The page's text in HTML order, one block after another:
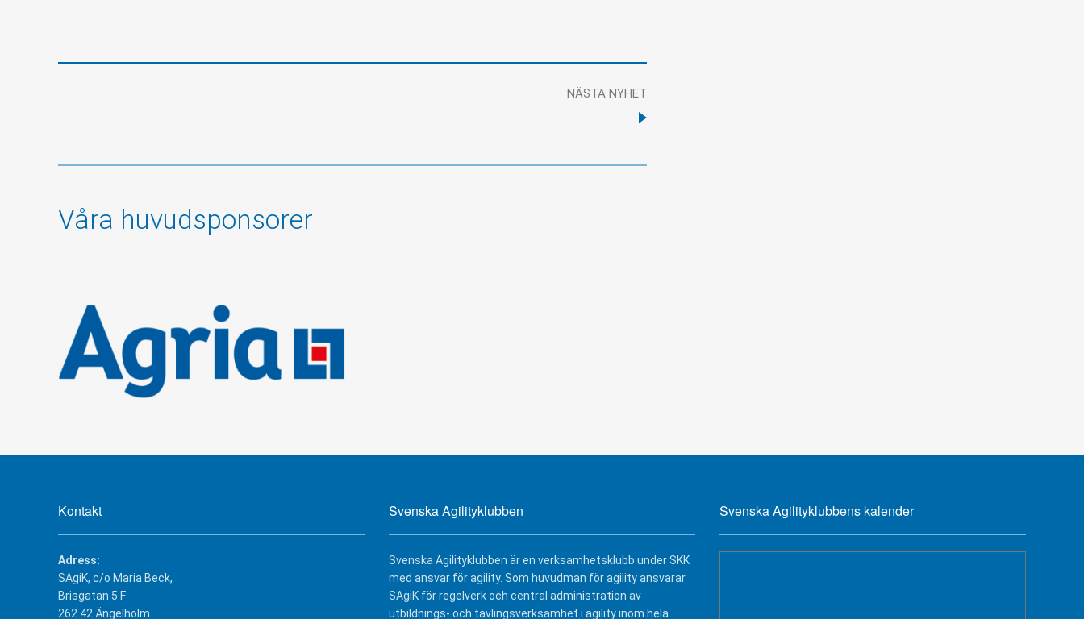
NÄSTA NYHET
Våra huvudsponsorer
Kontakt
Adress:
SAgiK, c/o Maria Beck,
Brisgatan 5 F
262 42 Ängelholm
Svenska Agilityklubben
Svenska Agilityklubben är en verksamhetsklubb under SKK
med ansvar för agility. Som huvudman för agility ansvarar
SAgiK för regelverk och central administration av
utbildnings- och tävlingsverksamhet i agility inom hela
Svenska Agilityklubbens kalender